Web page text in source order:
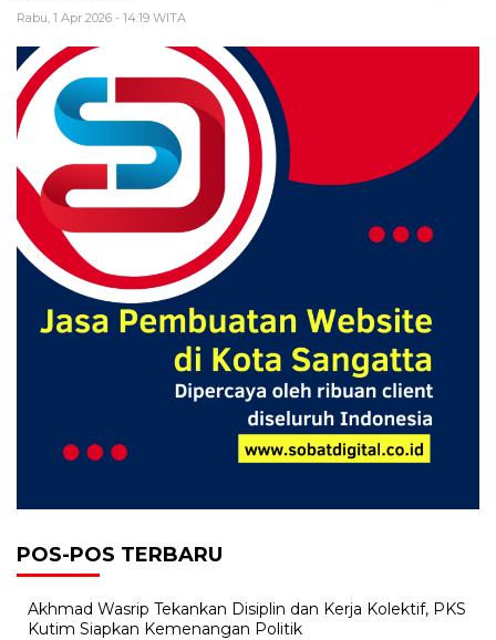
Rabu, 1 Apr 2026 - 14:19 WITA
POS-POS TERBARU
Akhmad Wasrip Tekankan Disiplin dan Kerja Kolektif, PKS
Kutim Siapkan Kemenangan Politik